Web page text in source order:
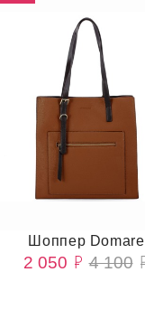
Шоппер Domare
2 050 4 100